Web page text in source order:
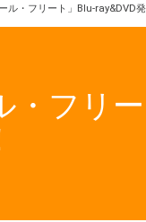
ル・フリート」Blu-ray&DVD
・フリ